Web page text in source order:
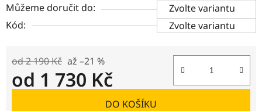
Můžeme doručit do:
Zvolte variantu
Kód:
Zvolte variantu
od 2 190 Kč až –21 %
od 1 730 Kč
DO KOŠÍKU